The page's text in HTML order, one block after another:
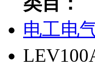
电工电